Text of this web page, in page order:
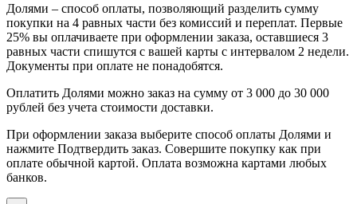
Долями – способ оплаты, позволяющий разделить сумму
покупки на 4 равных части без комиссий и переплат. Первые
25% вы оплачиваете при оформлении заказа, оставшиеся 3
равных части спишутся с вашей карты с интервалом 2 недели.
Документы при оплате не понадобятся.
Оплатить Долями можно заказ на сумму от 3 000 до 30 000
рублей без учета стоимости доставки.
При оформлении заказа выберите способ оплаты Долями и
нажмите Подтвердить заказ. Совершите покупку как при
оплате обычной картой. Оплата возможна картами любых
банков.